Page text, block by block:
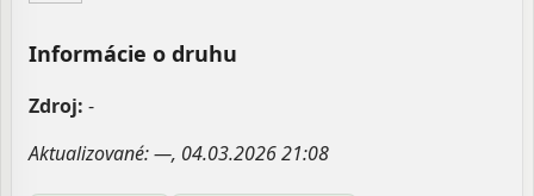
Informácie o druhu
Zdroj: -
Aktualizované: —, 04.03.2026 21:08